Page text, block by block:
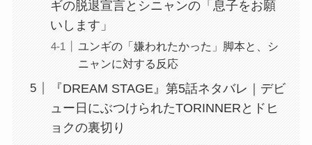
ギの脱退宣言とシニャンの「息子をお願
いします」
ユンギの「嫌われたかった」脚本と、シ
ニャンに対する反応
『DREAM STAGE』第5話ネタバレ｜デビ
ュー日にぶつけられたTORINNERとドヒ
ョクの裏切り